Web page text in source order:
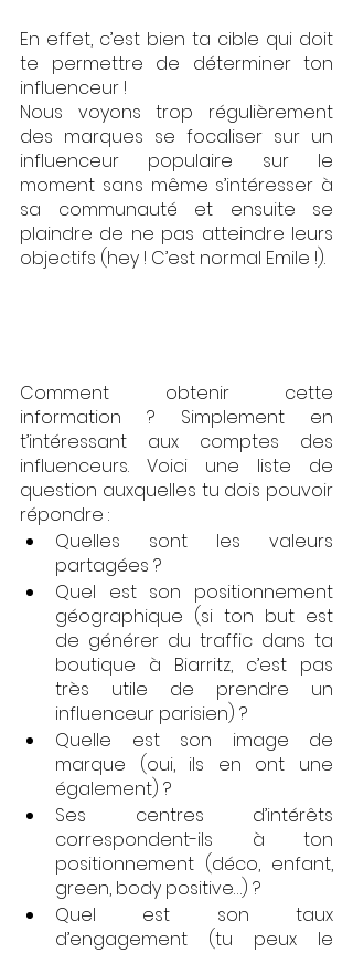
En effet, c’est bien ta cible qui doit
te permettre de déterminer ton
influenceur !
Nous voyons trop régulièrement
des marques se focaliser sur un
influenceur populaire sur le
moment sans même s’intéresser à
sa communauté et ensuite se
plaindre de ne pas atteindre leurs
objectifs (hey ! C’est normal Emile !).
Comment obtenir cette
information ? Simplement en
t’intéressant aux comptes des
influenceurs. Voici une liste de
question auxquelles tu dois pouvoir
répondre :
Quelles sont les valeurs
partagées ?
Quel est son positionnement
géographique (si ton but est
de générer du traffic dans ta
boutique à Biarritz, c’est pas
très utile de prendre un
influenceur parisien) ?
Quelle est son image de
marque (oui, ils en ont une
également) ?
Ses centres d’intérêts
correspondent-ils à ton
positionnement (déco, enfant,
green, body positive…) ?
Quel est son taux
d’engagement (tu peux le